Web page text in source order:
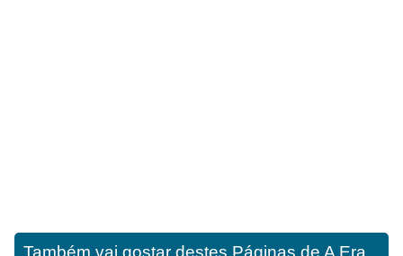
Também vai gostar destes Páginas de A Era